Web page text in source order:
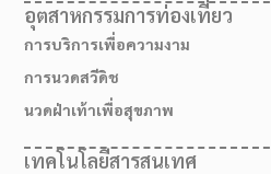
อุตสาหกรรมการท่องเที่ยว
การบริการเพื่อความงาม
การนวดสวีดิช
นวดฝ่าเท้าเพื่อสุขภาพ
เทคโนโลยีสารสนเทศ